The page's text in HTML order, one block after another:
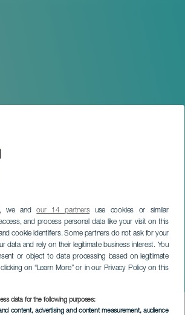
we andour 14 partnersuse cookies or similar
and process personal data like your visit on this
cookie identifiers. Some partners do not ask for your
data and rely on their legitimate business interest. You
or object to data processing based on legitimate
on “Learn More” or in our Privacy Policy on this
data for the following purposes:
content, advertising and content measurement, audience
la Rama en La